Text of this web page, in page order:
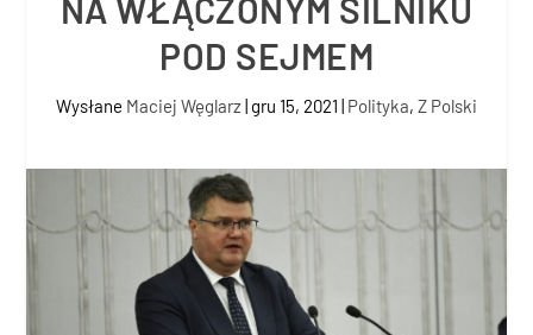
NA WŁĄCZONYM SILNIKU
POD SEJMEM
Wysłane Maciej Węglarz| gru 15, 2021 | Polityka, Z Polski